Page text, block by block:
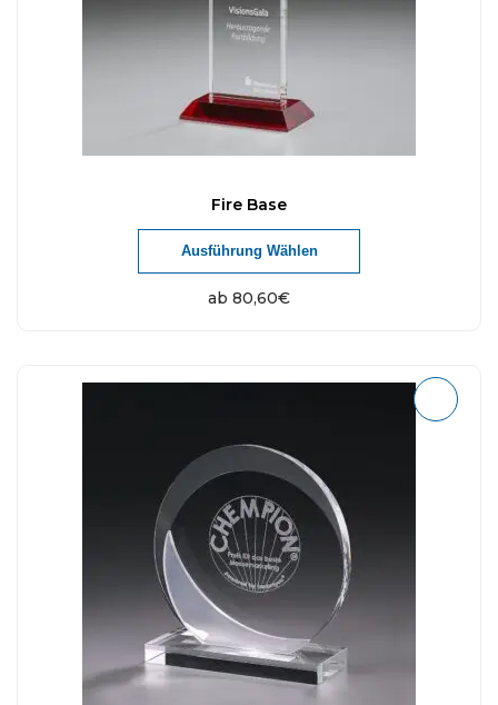
Fire Base
ab 80,60€
Ausführung Wählen